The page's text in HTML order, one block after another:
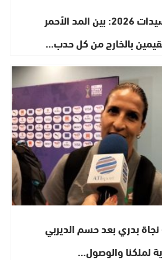
كأس أمم إفريقيا للسيدات 2026: بين المد الأحمر
بالخارج من كل حدب…
السيدات 2026- نجاة بدري بعد حسم الديربي
لملكنا والوصول…